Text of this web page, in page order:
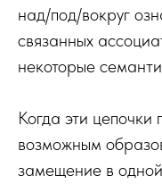
над/под/вокруг
связанных
некоторые
Когда эти цепочки
возможным
замещение в